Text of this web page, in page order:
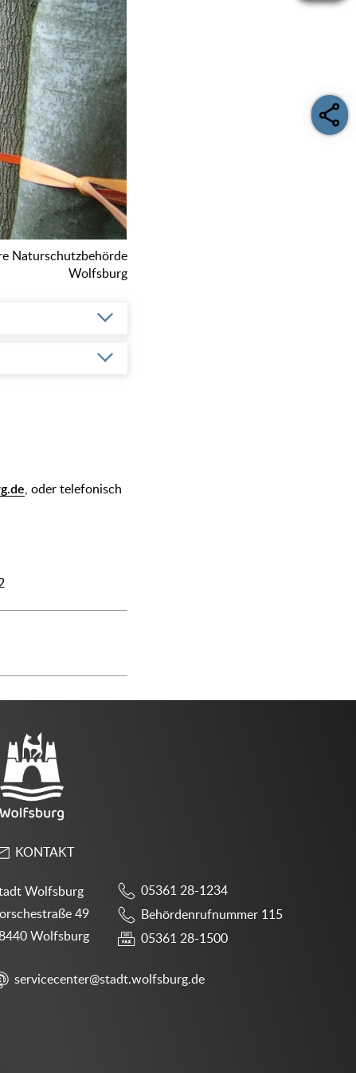
Naturschutzbehörde
Wolfsburg
, oder telefonisch
KONTAKT
Wolfsburg
49
Wolfsburg
05361 28-1234
Behördenrufnummer 115
05361 28-1500
servicecenter@stadt.wolfsburg.de